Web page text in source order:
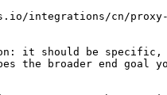
integrations/cn/proxy-
it should be
the broader end goal